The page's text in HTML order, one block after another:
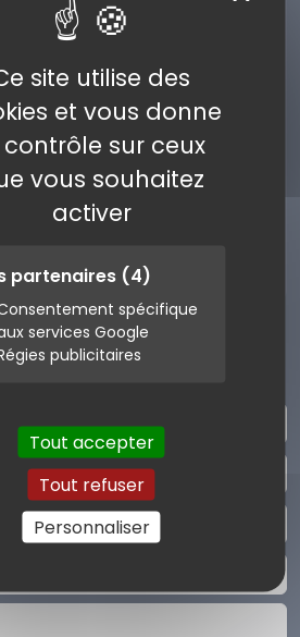
site utilise des
et vous donne
contrôle sur ceux
vous souhaitez
activer
partenaires (4)
spécifique
services Google
publicitaires
Tout accepter
Tout refuser
Personnaliser